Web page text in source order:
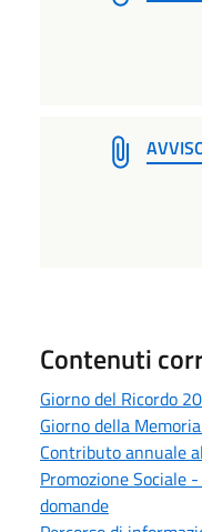
Contenuti
Giorno del Ricordo
Giorno della
Contributo annuale
Promozione Sociale
domande